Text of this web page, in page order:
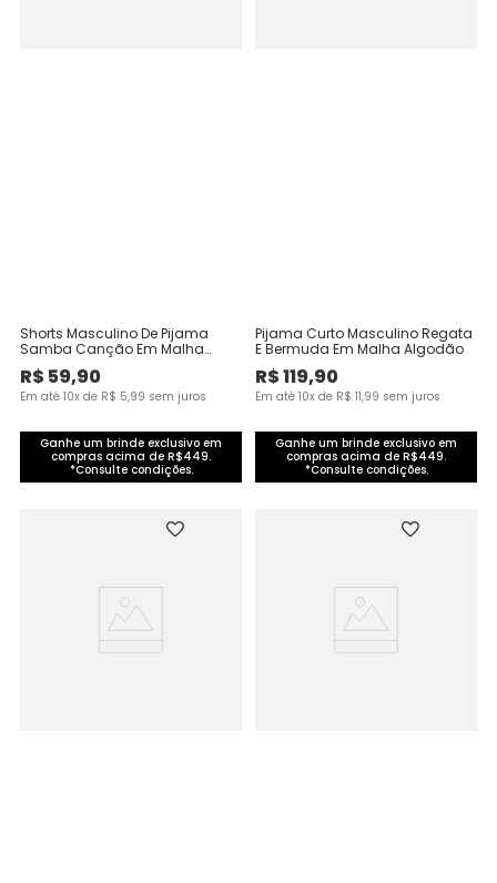
Shorts Masculino De Pijama
Samba Canção Em Malha
Algodão
R$59,90
Em até 10x de R$ 5,99 sem juros
Ganhe um brinde exclusivo em
compras acima de R$449.
*Consulte condições.
Pijama Curto Masculino Regata
E Bermuda Em Malha Algodão
R$119,90
Em até 10x de R$ 11,99 sem juros
Ganhe um brinde exclusivo em
compras acima de R$449.
*Consulte condições.